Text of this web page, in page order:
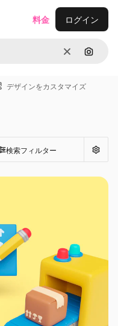
消去 画像で
料金 ログイン
デザインをカスタマイズ
検索フィルター